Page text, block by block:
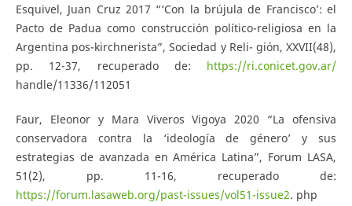
Esquivel, Juan Cruz 2017 “‘Con la brújula de Francisco’: el
Pacto de Padua como construcción político-religiosa en la
Argentina pos-kirchnerista”, Sociedad y Reli- gión, XXVII(48),
pp. 12-37, recuperado de: https://ri.conicet.gov.ar/
handle/11336/112051
Faur, Eleonor y Mara Viveros Vigoya 2020 “La ofensiva
conservadora contra la ‘ideología de género’ y sus
estrategias de avanzada en América Latina”, Forum LASA,
51(2), pp. 11-16, recuperado de:
https://forum.lasaweb.org/past-issues/vol51-issue2. php